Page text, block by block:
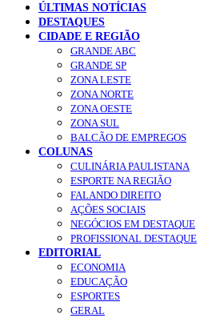
ÚLTIMAS NOTÍCIAS
DESTAQUES
CIDADE E REGIÃO
GRANDE ABC
GRANDE SP
ZONA LESTE
ZONA NORTE
ZONA OESTE
ZONA SUL
BALCÃO DE EMPREGOS
COLUNAS
CULINÁRIA PAULISTANA
ESPORTE NA REGIÃO
FALANDO DIREITO
AÇÕES SOCIAIS
NEGÓCIOS EM DESTAQUE
PROFISSIONAL DESTAQUE
EDITORIAL
ECONOMIA
EDUCAÇÃO
ESPORTES
GERAL